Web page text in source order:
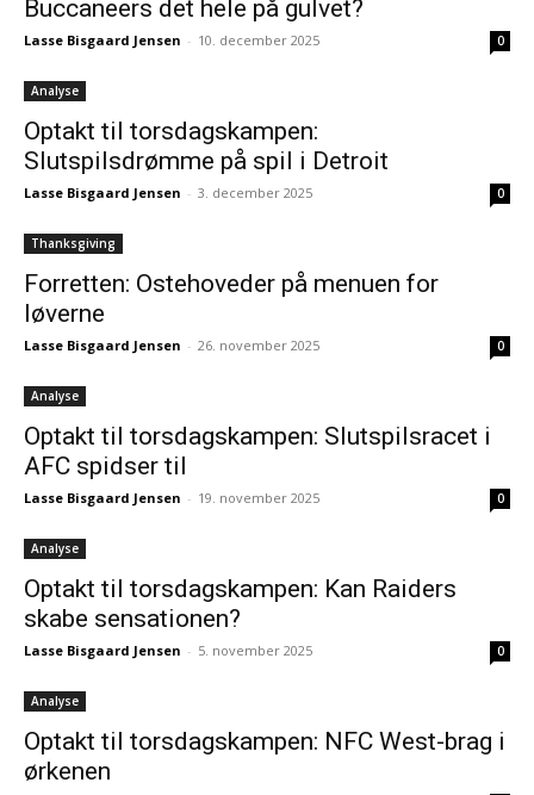
Buccaneers det hele på gulvet?
Lasse Bisgaard Jensen - 10. december 2025 0
Analyse
Optakt til torsdagskampen:
Slutspilsdrømme på spil i Detroit
Lasse Bisgaard Jensen - 3. december 2025 0
Thanksgiving
Forretten: Ostehoveder på menuen for
løverne
Lasse Bisgaard Jensen - 26. november 2025 0
Analyse
Optakt til torsdagskampen: Slutspilsracet i
AFC spidser til
Lasse Bisgaard Jensen - 19. november 2025 0
Analyse
Optakt til torsdagskampen: Kan Raiders
skabe sensationen?
Lasse Bisgaard Jensen - 5. november 2025 0
Analyse
Optakt til torsdagskampen: NFC West-brag i
ørkenen